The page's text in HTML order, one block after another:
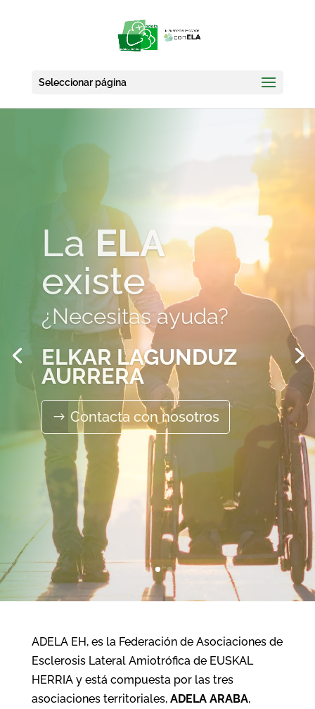
Seleccionar página
ELA
ELKAR LAGUNDUZ
AURRERA
ADELA EH, es la Federación de Asociaciones de
Esclerosis Lateral Amiotrófica de EUSKAL
HERRIA y está compuesta por las tres
asociaciones territoriales, ADELA ARABA,